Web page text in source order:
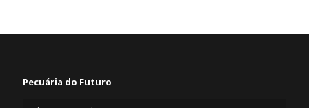
Pecuária do Futuro